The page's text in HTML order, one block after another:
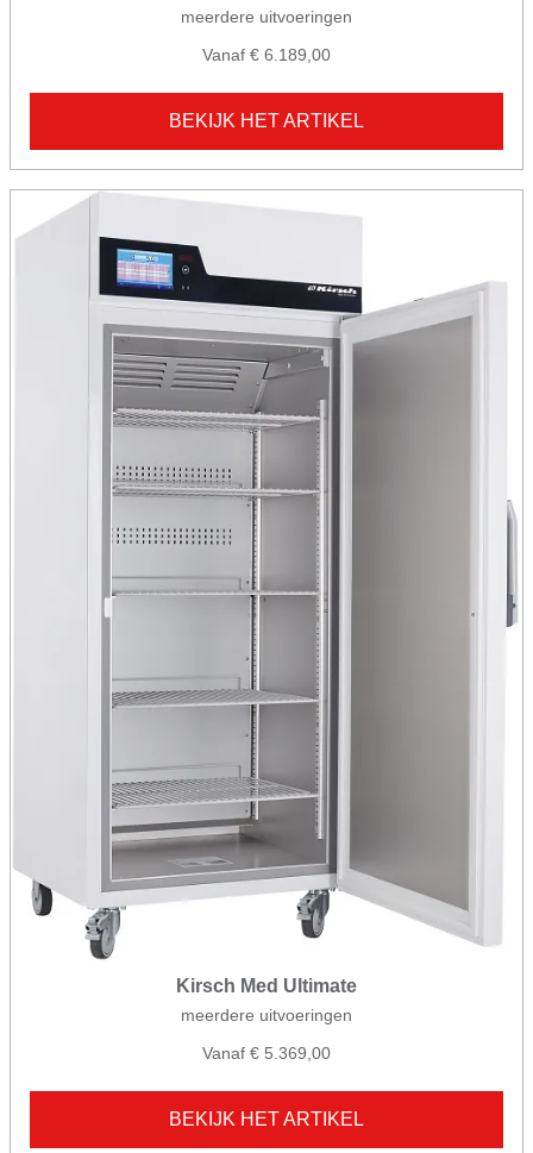
meerdere uitvoeringen
Vanaf € 6.189,00
BEKIJK HET ARTIKEL
Kirsch Med Ultimate
meerdere uitvoeringen
Vanaf € 5.369,00
BEKIJK HET ARTIKEL